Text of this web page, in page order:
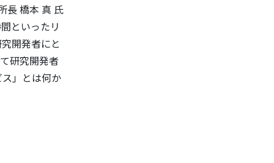
真 氏
いったリ
発者にと
究開発者
とは何か